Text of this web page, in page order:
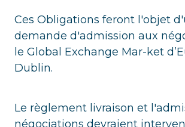
Ces Obligations feront l'objet
demande d'admission aux
le Global Exchange Mar-ket
Dublin.
Le règlement livraison et
négociations devraient